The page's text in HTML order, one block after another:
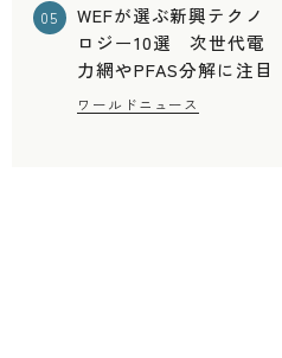
05
WEFが選ぶ新興テクノ
ロジー10選 次世代電
力網やPFAS分解に注目
ワールドニュース